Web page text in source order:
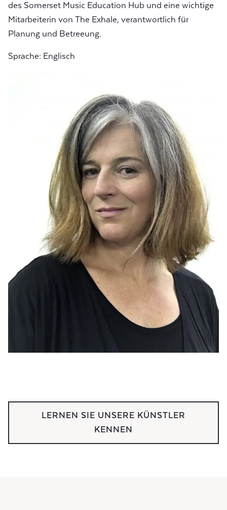
des Somerset Music Education Hub und eine wichtige
Mitarbeiterin von The Exhale, verantwortlich für
Planung und Betreeung.
Sprache: Englisch
LERNEN SIE UNSERE KÜNSTLER
KENNEN